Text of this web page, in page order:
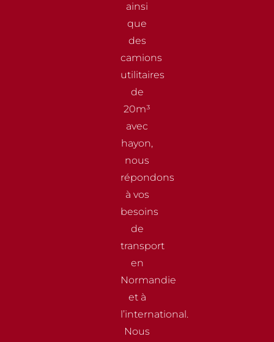
ainsi
que
des
camions
utilitaires
de
20m³
avec
hayon,
nous
répondons
à vos
besoins
de
transport
en
Normandie
et à
l’international.
Nous